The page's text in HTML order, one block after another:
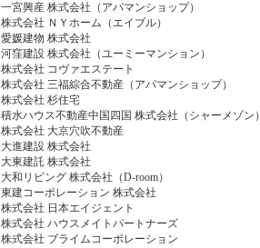
一宮興産 株式会社（アパマンショップ）
株式会社 ＮＹホーム（エイブル）
愛媛建物 株式会社
河窪建設 株式会社（ユーミーマンション）
株式会社 コヴァエステート
株式会社 三福綜合不動産（アパマンショップ）
株式会社 杉住宅
積水ハウス不動産中国四国 株式会社（シャーメゾン）
株式会社 大京穴吹不動産
大進建設 株式会社
大東建託 株式会社
大和リビング 株式会社（D-room）
東建コーポレーション 株式会社
株式会社 日本エイジェント
株式会社 ハウスメイトパートナーズ
株式会社 ブライムコーポレーション